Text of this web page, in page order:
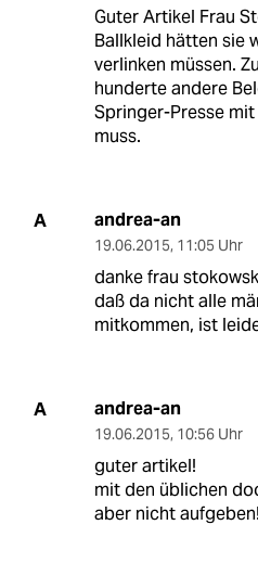
Guter Artikel Frau
Ballkleid hätten sie
verlinken müssen.
hunderte andere
Springer-Presse
muss.
A andrea-an
19.06.2015, 11:05 Uhr
danke frau
daß da nicht alle
mitkommen, ist
A andrea-an
19.06.2015, 10:56 Uhr
guter artikel!
mit den üblichen
aber nicht aufgeben!